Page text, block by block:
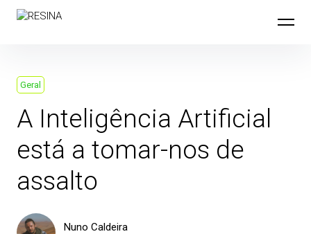
Skip
Geral
A Inteligência Artificial
está a tomar-nos de
assalto
Nuno Caldeira